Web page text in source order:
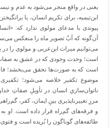
یعنی در واقع منجر می‌شود به عدم و
ابن‌تیمیه، برای تکریم انسان، یا
پیوندی با مدعای مولوی ندارد که:
آن‌گونه که آبْ تصویر ماه را منعکس
می‌توانیم میراث ابن‌عربی و مولوی را
است؛ وحدت وجودی که در عشق به
است که به صورت‌ها تحقق می‌بخشد؛
موضوع تکفیر خلاصه می‌شود؛
ناتوان‌سازیِ انسان در تأویلِ صفاتِ
مرزِ تغییرناپذیری بینِ ایمان، کفر،
و فرقه‌های گم‌راه قرار داده است. او
طائفه‌های گوناگون را بُریده است و